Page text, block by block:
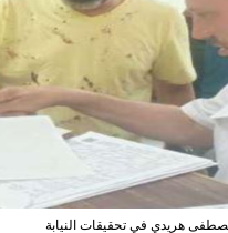
هريدي في تحقيقات النيابة